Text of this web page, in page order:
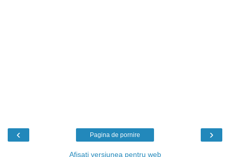
‹ ›
Pagina de pornire
Afișați versiunea pentru web